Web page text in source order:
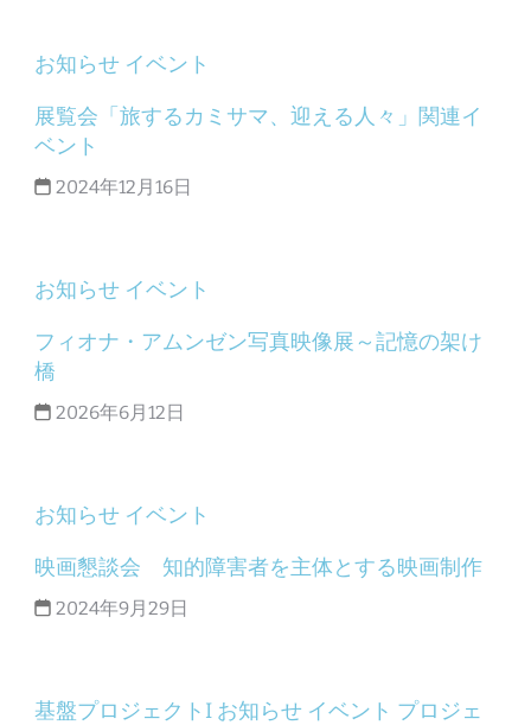
お知らせ イベント
展覧会「旅するカミサマ、迎える人々」関連イ
ベント
2024年12月16日
お知らせ イベント
フィオナ・アムンゼン写真映像展～記憶の架け
橋
2026年6月12日
お知らせ イベント
映画懇談会 知的障害者を主体とする映画制作
2024年9月29日
基盤プロジェクトI お知らせ イベント プロジェ